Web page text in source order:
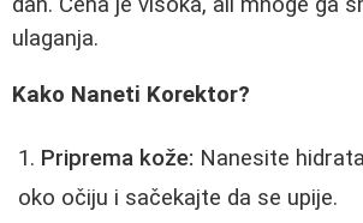
ulaganja.
Kako Naneti Korektor?
Priprema kože: Nanesite
oko očiju i sačekajte da se upije.